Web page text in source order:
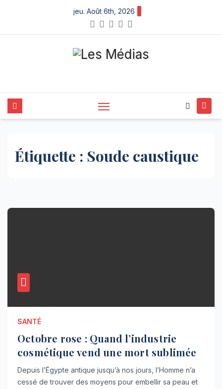
content
jeu. Août 6th, 2026
Étiquette : Soude caustique
SANTÉ
Octobre rose : Quand l’industrie
cosmétique vend une mort sublimée
Depuis l’Égypte antique jusqu’à nos jours, l’Homme n’a
cessé de trouver des moyens pour embellir sa peau et